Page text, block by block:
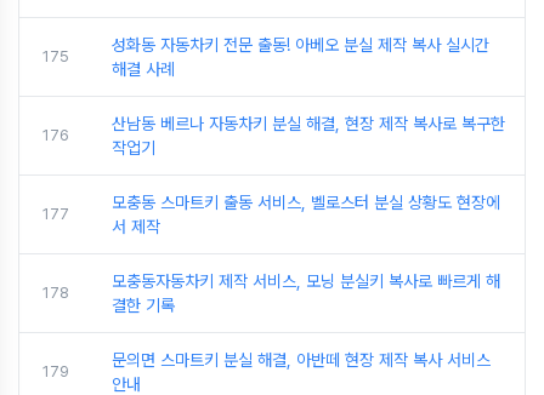
175
성화동 자동차키 전문 출동! 아베오 분실 제작 복사 실시간
해결 사례
176
산남동 베르나 자동차키 분실 해결, 현장 제작 복사로 복구한
작업기
177
모충동 스마트키 출동 서비스, 벨로스터 분실 상황도 현장에
서 제작
178
모충동자동차키 제작 서비스, 모닝 분실키 복사로 빠르게 해
결한 기록
179
문의면 스마트키 분실 해결, 아반떼 현장 제작 복사 서비스
안내